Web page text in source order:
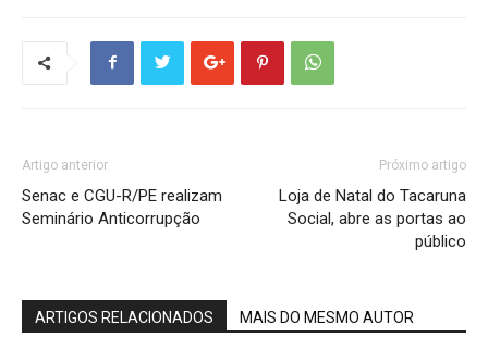
Artigo anterior
Senac e CGU-R/PE realizam
Seminário Anticorrupção
Próximo artigo
Loja de Natal do Tacaruna
Social, abre as portas ao
público
ARTIGOS RELACIONADOS MAIS DO MESMO AUTOR